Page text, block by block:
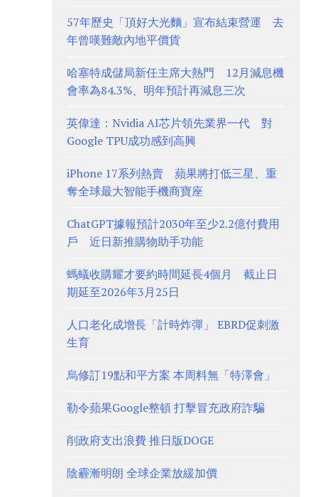
57年歷史「頂好大光麵」宣布結束營運 去
年曾嘆難敵內地平價貨
哈塞特成儲局新任主席大熱門 12月減息機
會率為84.3%、明年預計再減息三次
英偉達：Nvidia AI芯片領先業界一代 對
Google TPU成功感到高興
iPhone 17系列熱賣 蘋果將打低三星、重
奪全球最大智能手機商寶座
ChatGPT據報預計2030年至少2.2億付費用
戶 近日新推購物助手功能
螞蟻收購耀才要約時間延長4個月 截止日
期延至2026年3月25日
人口老化成增長「計時炸彈」 EBRD促刺激
生育
烏修訂19點和平方案 本周料無「特澤會」
勒令蘋果Google整頓 打擊冒充政府詐騙
削政府支出浪費 推日版DOGE
陰霾漸明朗 全球企業放緩加價